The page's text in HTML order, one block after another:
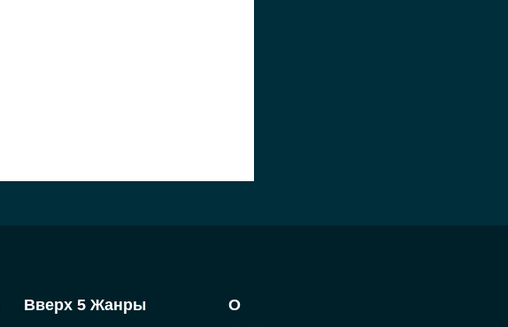
Вверх 5 Жанры О